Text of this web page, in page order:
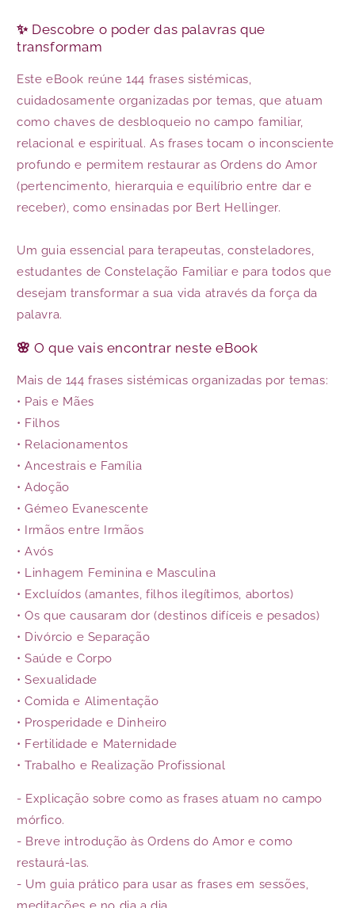
✨ Descobre o poder das palavras que
transformam
Este eBook reúne 144 frases sistémicas,
cuidadosamente organizadas por temas, que atuam
como chaves de desbloqueio no campo familiar,
relacional e espiritual. As frases tocam o inconsciente
profundo e permitem restaurar as Ordens do Amor
(pertencimento, hierarquia e equilíbrio entre dar e
receber), como ensinadas por Bert Hellinger.
Um guia essencial para terapeutas, consteladores,
estudantes de Constelação Familiar e para todos que
desejam transformar a sua vida através da força da
palavra.
🌸 O que vais encontrar neste eBook
Mais de 144 frases sistémicas organizadas por temas:
• Pais e Mães
• Filhos
• Relacionamentos
• Ancestrais e Família
• Adoção
• Gémeo Evanescente
• Irmãos entre Irmãos
• Avós
• Linhagem Feminina e Masculina
• Excluídos (amantes, filhos ilegítimos, abortos)
• Os que causaram dor (destinos difíceis e pesados)
• Divórcio e Separação
• Saúde e Corpo
• Sexualidade
• Comida e Alimentação
• Prosperidade e Dinheiro
• Fertilidade e Maternidade
• Trabalho e Realização Profissional
- Explicação sobre como as frases atuam no campo
mórfico.
- Breve introdução às Ordens do Amor e como
restaurá-las.
- Um guia prático para usar as frases em sessões,